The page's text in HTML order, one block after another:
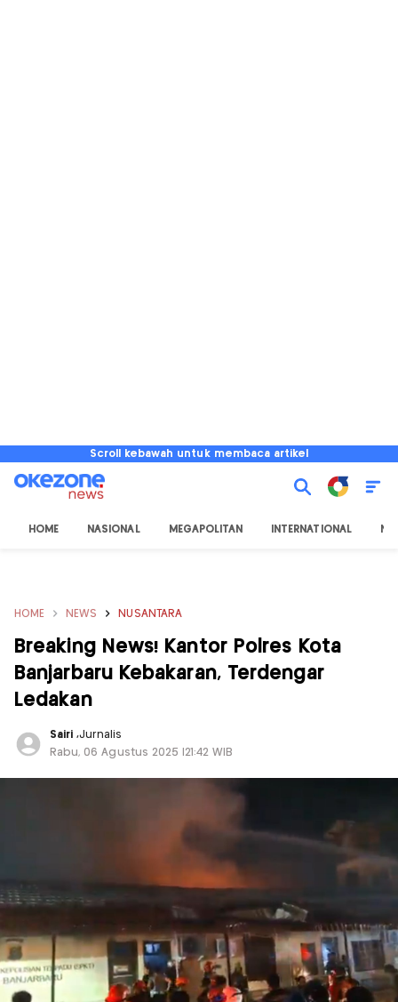
Scroll kebawah untuk membaca artikel
HOME NASIONAL MEGAPOLITAN INTERNATIONAL
HOME NEWS NUSANTARA
Breaking News! Kantor Polres Kota
Banjarbaru Kebakaran, Terdengar
Ledakan
Sairi,Jurnalis
Rabu, 06 Agustus 2025 |21:42 WIB